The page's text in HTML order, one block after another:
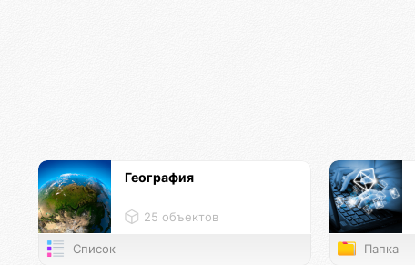
География
25 объектов
Список Папка